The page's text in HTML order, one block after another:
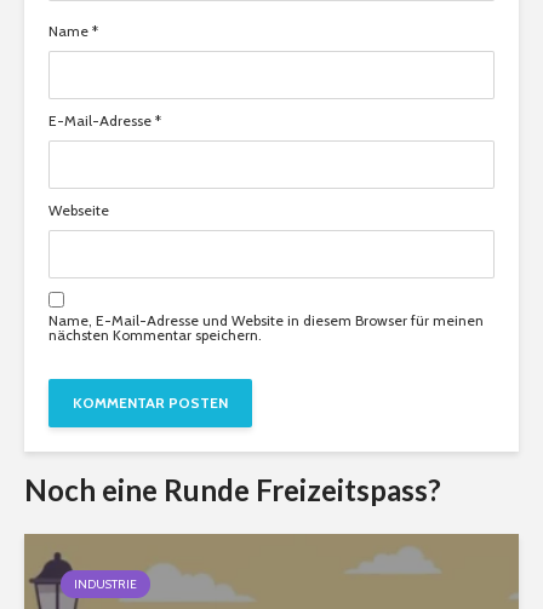
Name *
E-Mail-Adresse *
Webseite
Name, E-Mail-Adresse und Website in diesem Browser für meinen
nächsten Kommentar speichern.
Noch eine Runde Freizeitspass?
INDUSTRIE